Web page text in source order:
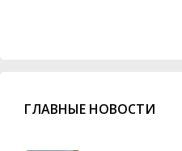
ГЛАВНЫЕ НОВОСТИ